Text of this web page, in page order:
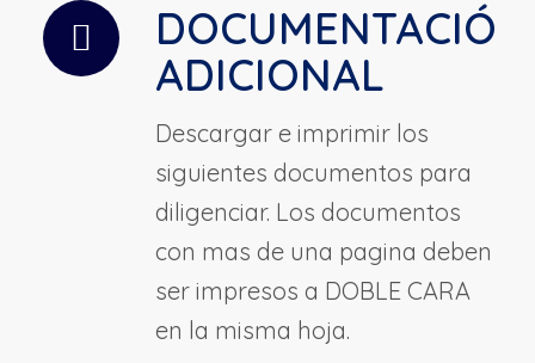
DOCUMENTACIÓN
ADICIONAL
Descargar e imprimir los
siguientes documentos para
diligenciar. Los documentos
con mas de una pagina deben
ser impresos a DOBLE CARA
en la misma hoja.